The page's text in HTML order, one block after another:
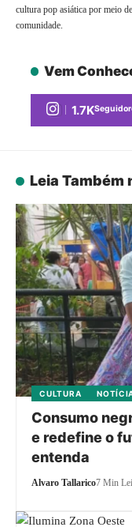
cultura pop asiática por meio
comunidade.
Vem
1.7K
Leia Também
CULTURA
Consumo
e redefine o
entenda
Alvaro Tallarico7 Min